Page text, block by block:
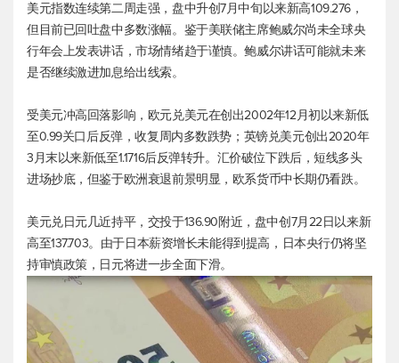
美元指数连续第二周走强，盘中升创7月中旬以来新高109.276，
但目前已回吐盘中多数涨幅。鉴于美联储主席鲍威尔尚未全球央
行年会上发表讲话，市场情绪趋于谨慎。鲍威尔讲话可能就未来
是否继续激进加息给出线索。
受美元冲高回落影响， 欧元兑美元在创出2002年12月初以来新低
至0.99关口后反弹，收复周内多数跌势； 英镑兑美元创出2020年
3月末以来新低至1.1716后反弹转升。汇价破位下跌后，短线多头
进场抄底，但鉴于欧洲衰退前景明显，欧系货币中长期仍看跌。
美元兑日元几近持平，交投于136.90附近，盘中创7月22日以来新
高至137.703。由于日本薪资增长未能得到提高，日本央行仍将坚
持审慎政策，日元将进一步全面下滑。